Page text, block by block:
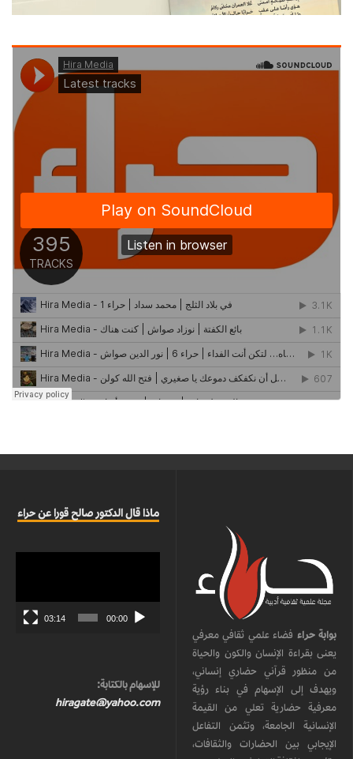
بوابة حراء فضاء علمي ثقافي معرفي
يعنى بقراءة الإنسان والكون والحياة
من منظور قرآني حضاري إنساني،
ويهدف إلى الإسهام في بناء رؤية
معرفية حضارية تعلي من القيمة
الإنسانية الجامعة، وتثمن التفاعل
الإيجابي بين الحضارات والثقافات،
ماذا قال الدكتور صالح قورا عن حراء
00:00
03:14
للإسهام بالكتابة:
hiragate@yahoo.com